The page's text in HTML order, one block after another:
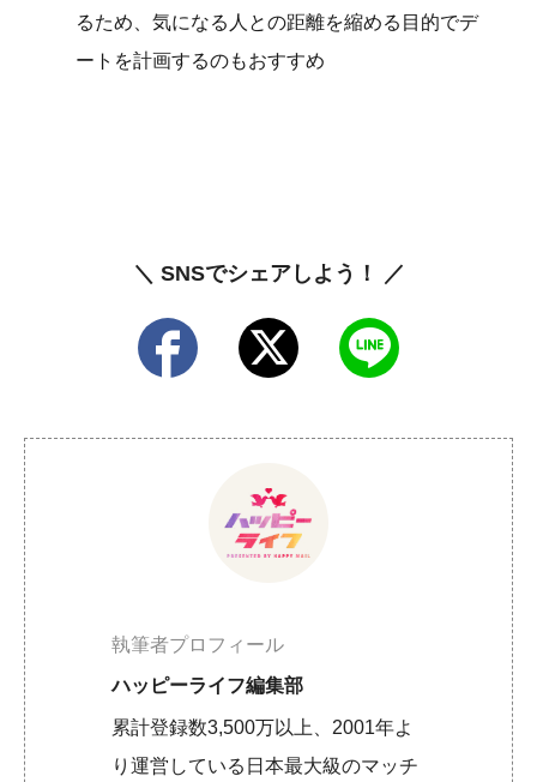
るため、気になる人との距離を縮める目的でデ
ートを計画するのもおすすめ
＼ SNSでシェアしよう！ ／
執筆者プロフィール
ハッピーライフ編集部
累計登録数3,500万以上、2001年よ
り運営している日本最大級のマッチ